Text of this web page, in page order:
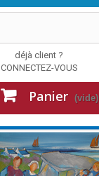
déjà client ?
CONNECTEZ-VOUS
Panier (vide)